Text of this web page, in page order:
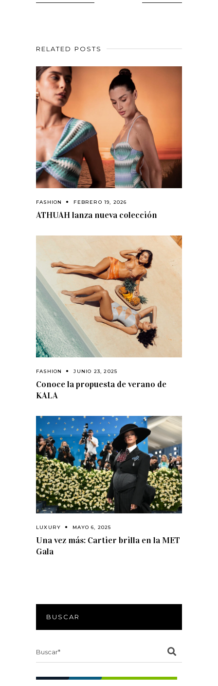
RELATED POSTS
FASHION FEBRERO 19, 2026
ATHUAH lanza nueva colección
FASHION JUNIO 23, 2025
Conoce la propuesta de verano de
KALA
LUXURY MAYO 6, 2025
Una vez más: Cartier brilla en la MET
Gala
BUSCAR